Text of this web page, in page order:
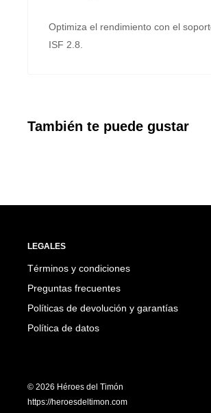
Optimiza el rendimiento con el
ISF 2.8.
También te puede gustar
LEGALES
Términos y condiciones
Preguntas frecuentes
Políticas de devolución y garantías
Política de datos
© 2026 Héroes del Timón
https://heroesdeltimon.com